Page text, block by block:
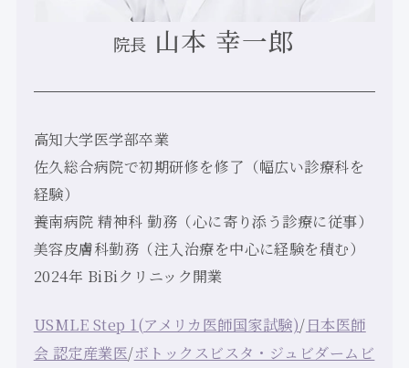
院長 山本 幸一郎
高知大学医学部卒業
佐久総合病院で初期研修を修了（幅広い診療科を
経験）
養南病院 精神科 勤務（心に寄り添う診療に従事）
美容皮膚科勤務（注入治療を中心に経験を積む）
2024年 BiBiクリニック開業
USMLE Step 1(アメリカ医師国家試験)/日本医師
会 認定産業医/ボトックスビスタ・ジュビダームビ